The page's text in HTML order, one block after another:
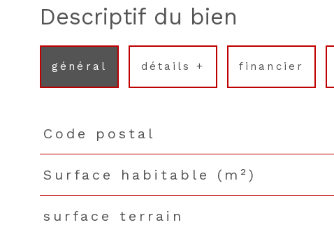
descriptif du bien
général détails + financier
TRAD_PAMPERO_Caracteristique
Code postal
Surface habitable (m²)
surface terrain